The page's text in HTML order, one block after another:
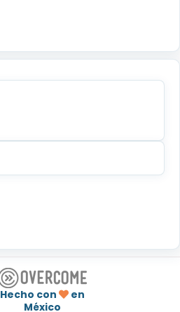
Hecho con
en
México